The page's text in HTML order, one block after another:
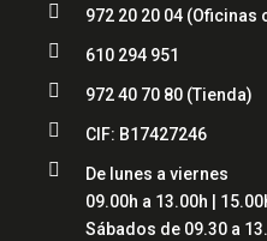
 972 20 20 04 (Oficinas
 610 294 951
 972 40 70 80 (Tienda)
 CIF: B17427246

De lunes a viernes
09.00h a 13.00h |
Sábados de 09.30 a